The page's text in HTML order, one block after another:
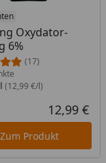
Oxydator-
6%
(17)
(12,99 €/l)
12,99 €
Zum Produkt